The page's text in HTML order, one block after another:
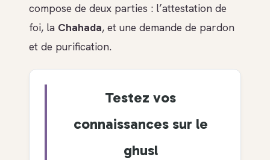
compose de deux parties : l’attestation de
foi, la Chahada, et une demande de pardon
et de purification.
Testez vos
connaissances sur le
ghusl